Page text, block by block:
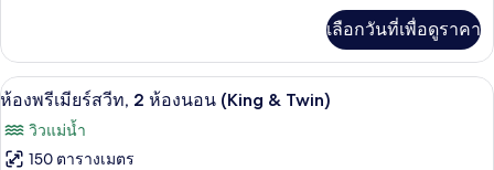
นอน
เกี่ยว
กับ
ห้อง
สวี
ท,
เลือกวันที่เพื่อดูราคา
เปิด
ภาพถ่าย
ทั้งหมด
เครื่องนอนระดับพรีเมียม, ผ้านวมขนเ
8
ห้องพรีเมียร์สวีท, 2 ห้องนอน (King & Twin)
วิวแม่น้ำ
150 ตารางเมตร